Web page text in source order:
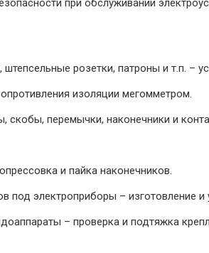
при обслуживании
розетки, патроны и т.п. –
изоляции мегомметром.
перемычки, наконечники и
и пайка наконечников.
под электроприборы – изготовление и
– проверка и подтяжка